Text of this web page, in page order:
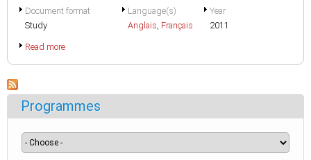
Document format
Study
Language(s)
Anglais, Français
Year
2011
Read more
Programmes